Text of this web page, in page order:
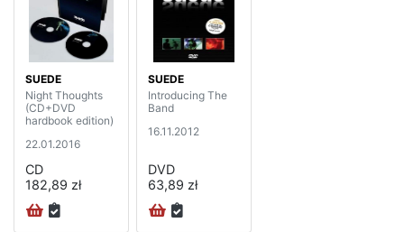
SUEDE
Night Thoughts
(CD+DVD
hardbook edition)
22.01.2016
CD
182,89 zł
SUEDE
Introducing The
Band
16.11.2012
DVD
63,89 zł